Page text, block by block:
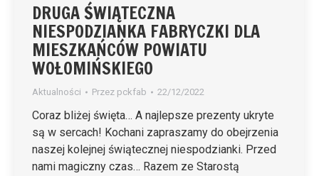
DRUGA ŚWIĄTECZNA
NIESPODZIANKA FABRYCZKI DLA
MIESZKAŃCÓW POWIATU
WOŁOMIŃSKIEGO
Aktualności Przez pckfab 22/12/2022
Coraz bliżej święta… A najlepsze prezenty ukryte
są w sercach! Kochani zapraszamy do obejrzenia
naszej kolejnej świątecznej niespodzianki. Przed
nami magiczny czas… Razem ze Starostą